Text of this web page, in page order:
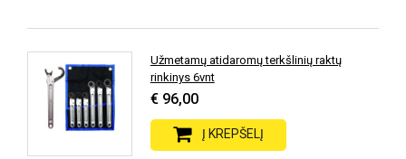
Užmetamų atidaromų terkšlinių raktų
rinkinys 6vnt
€ 96,00
Į KREPŠELĮ